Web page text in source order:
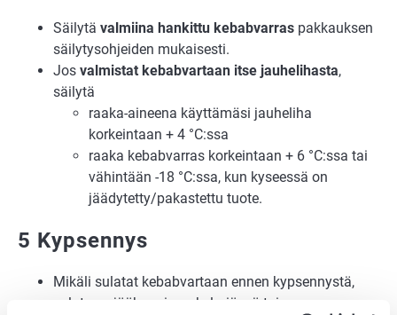
Säilytä valmiina hankittu kebabvarras pakkauksen
säilytysohjeiden mukaisesti.
Jos valmistat kebabvartaan itse jauhelihasta,
säilytä
raaka-aineena käyttämäsi jauheliha
korkeintaan + 4 °C:ssa
raaka kebabvarras korkeintaan + 6 °C:ssa tai
vähintään -18 °C:ssa, kun kyseessä on
jäädytetty/pakastettu tuote.
5 Kypsennys
Mikäli sulatat kebabvartaan ennen kypsennystä,
sulata se jääkaapissa, kylmiössä tai